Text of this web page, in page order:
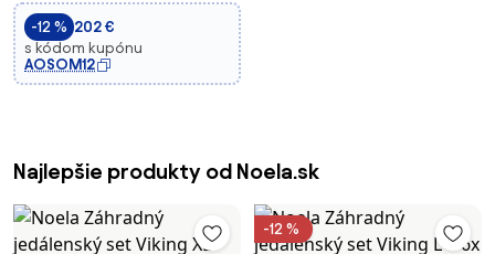
terasu, patio, šedá | Aosom
-12 % 202 €
s kódom kupónu
AOSOM12
Najlepšie produkty od Noela.sk
-12 %